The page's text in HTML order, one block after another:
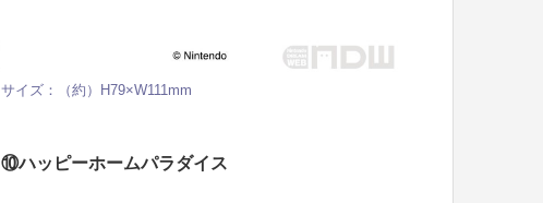
サイズ：（約）H79×W111mm
⑩ハッピーホームパラダイス